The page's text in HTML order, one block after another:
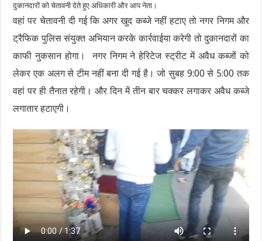
दुकानदारों को चेतावनी देते हुए अधिकारी और आप नेता।
वहां पर चेतावनी दी गई कि अगर खुद कब्जे नहीं हटाए तो नगर निगम और
ट्रैफिक पुलिस संयुक्त अभियान करके कार्रवाईया करेगी तो दुकानदारों का
काफी नुकसान होगा। नगर निगम ने हेरिटेज स्ट्रीट में अवैध कब्जों को
लेकर एक अलग से टीम नहीं बना दी गई है। जो सुबह 9:00 से 5:00 तक
वहां पर ही तैनात रहेगी। और दिन में तीन बार चक्कर लगाकर अवैध कब्जे
लगातार हटाएगी।